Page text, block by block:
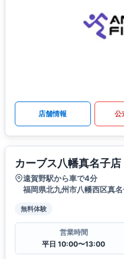
店舗情報 公
カーブス八幡真名子店
遠賀野駅から車で4分
福岡県北九州市八幡西区真
無料体験
営業時間
平日 10:00〜13:00